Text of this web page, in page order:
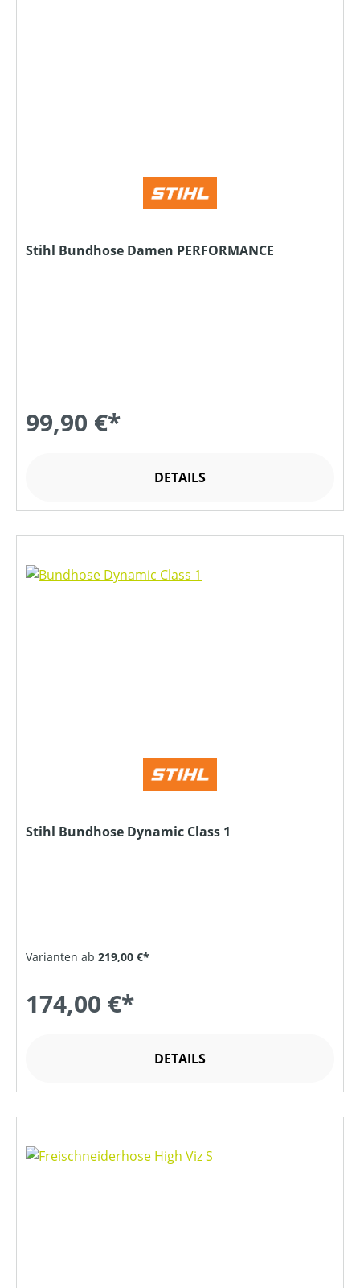
Stihl Bundhose Damen PERFORMANCE
99,90 €*
DETAILS
Stihl Bundhose Dynamic Class 1
Varianten ab 219,00 €*
174,00 €*
DETAILS